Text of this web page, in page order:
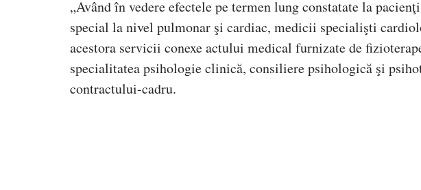
„Având în vedere efectele pe termen lung constatate la
special la nivel pulmonar şi cardiac, medicii specialişti
acestora servicii conexe actului medical furnizate de
specialitatea psihologie clinică, consiliere psihologică şi
contractului-cadru.